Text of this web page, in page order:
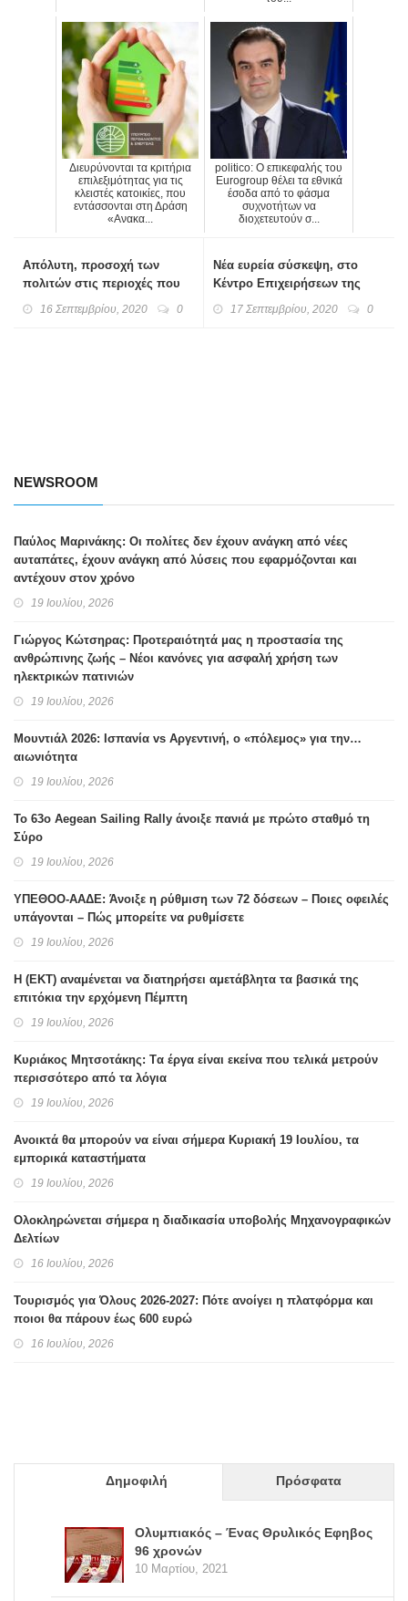
Διευρύνονται τα κριτήρια
επιλεξιμότητας για τις
κλειστές κατοικίες, που
εντάσσονται στη Δράση
«Ανακα...
politico: Ο επικεφαλής του
Eurogroup θέλει τα εθνικά
έσοδα από το φάσμα
συχνοτήτων να
διοχετευτούν σ...
Απόλυτη, προσοχή των
πολιτών στις περιοχές που
αναμένεται να πλήξει ο Ιανός
16 Σεπτεμβρίου, 2020 0
Νέα ευρεία σύσκεψη, στο
Κέντρο Επιχειρήσεων της
Πολιτικής Προστασίας
17 Σεπτεμβρίου, 2020 0
NEWSROOM
Παύλος Μαρινάκης: Οι πολίτες δεν έχουν ανάγκη από νέες
αυταπάτες, έχουν ανάγκη από λύσεις που εφαρμόζονται και
αντέχουν στον χρόνο
19 Ιουλίου, 2026
Γιώργος Κώτσηρας: Προτεραιότητά μας η προστασία της
ανθρώπινης ζωής – Νέοι κανόνες για ασφαλή χρήση των
ηλεκτρικών πατινιών
19 Ιουλίου, 2026
Μουντιάλ 2026: Ισπανία vs Αργεντινή, ο «πόλεμος» για την…
αιωνιότητα
19 Ιουλίου, 2026
Το 63ο Aegean Sailing Rally άνοιξε πανιά με πρώτο σταθμό τη
Σύρο
19 Ιουλίου, 2026
ΥΠΕΘΟΟ-ΑΑΔΕ: Άνοιξε η ρύθμιση των 72 δόσεων – Ποιες οφειλές
υπάγονται – Πώς μπορείτε να ρυθμίσετε
19 Ιουλίου, 2026
H (ΕΚΤ) αναμένεται να διατηρήσει αμετάβλητα τα βασικά της
επιτόκια την ερχόμενη Πέμπτη
19 Ιουλίου, 2026
Κυριάκος Μητσοτάκης: Tα έργα είναι εκείνα που τελικά μετρούν
περισσότερο από τα λόγια
19 Ιουλίου, 2026
Ανοικτά θα μπορούν να είναι σήμερα Κυριακή 19 Ιουλίου, τα
εμπορικά καταστήματα
19 Ιουλίου, 2026
Ολοκληρώνεται σήμερα η διαδικασία υποβολής Μηχανογραφικών
Δελτίων
16 Ιουλίου, 2026
Τουρισμός για Όλους 2026-2027: Πότε ανοίγει η πλατφόρμα και
ποιοι θα πάρουν έως 600 ευρώ
16 Ιουλίου, 2026
Δημοφιλή Πρόσφατα
Ολυμπιακός – Ένας Θρυλικός Εφηβος
96 χρονών
10 Μαρτίου, 2021